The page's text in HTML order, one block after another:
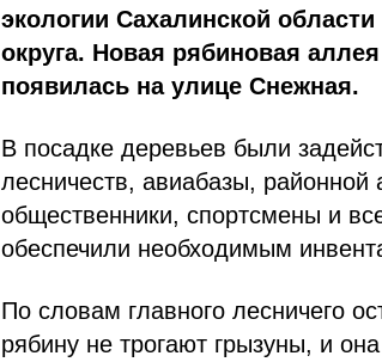
экологии Сахалинской
округа. Новая рябиновая
появилась на улице Снежная.
В посадке деревьев были
лесничеств, авиабазы,
общественники, спортсмены и
обеспечили необходимым
По словам главного лесничего
рябину не трогают грызуны, и